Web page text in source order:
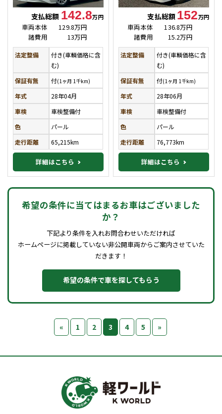
支払総額 142.8万円
車両本体
129.8万円
諸費用
13万円
法定整備
付き(車輌価格に含
む)
保証有無
付(1ヶ月 1千km)
年式
28年04月
車検
車検整備付
色
パール
走行距離
65,215km
詳細はこちら
支払総額 152万円
車両本体
136.8万円
諸費用
15.2万円
法定整備
付き(車輌価格に含
む)
保証有無
付(1ヶ月 1千km)
年式
28年06月
車検
車検整備付
色
パール
走行距離
76,773km
詳細はこちら
希望の条件に当てはまるお車はございました
か？
下記より条件を入れお問合わせいただければ
ホームページに掲載していない非公開車両からご案内させていた
だきます！
希望の条件で車を探してもらう
« 1 2 3 4 5 »